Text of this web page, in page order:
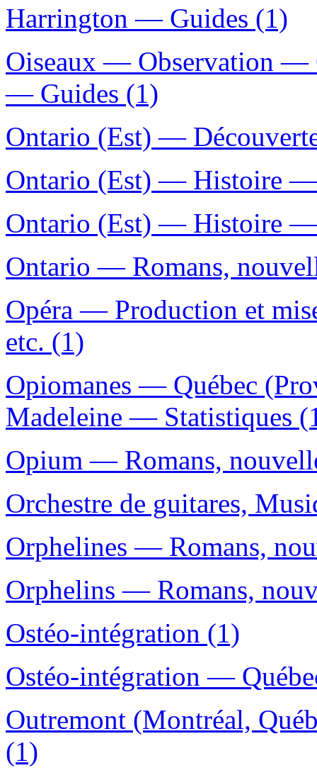
Harrington — Guides (1)
Oiseaux — Observation —
— Guides (1)
Ontario (Est) —
Ontario (Est) — Histoire —
Ontario (Est) — Histoire —
Ontario — Romans,
Opéra — Production et
etc. (1)
Opiomanes — Québec
Madeleine — Statistiques
Opium — Romans,
Orchestre de guitares,
Orphelines — Romans,
Orphelins — Romans,
Ostéo-intégration (1)
Ostéo-intégration —
Outremont (Montréal,
(1)